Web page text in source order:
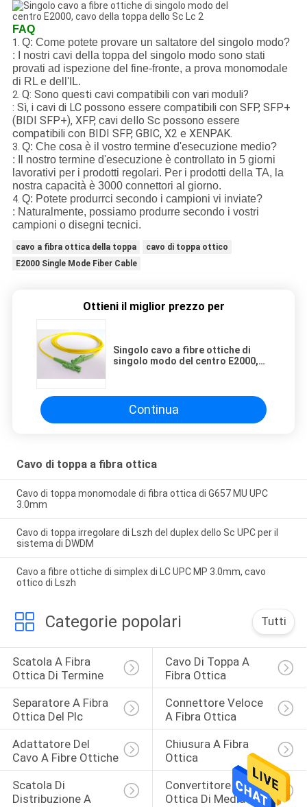
FAQ
1. Q: Come potete provare un saltatore del singolo modo?
: I nostri cavi della toppa del singolo modo sono stati
provati ad ispezione del fine-fronte, a prova monomodale
di RL e dell'IL.
2. Q: Sono questi cavi compatibili con vari moduli?
: Sì, i cavi di LC possono essere compatibili con SFP, SFP+
(BIDI SFP+), XFP, cavi dello Sc possono essere
compatibili con BIDI SFP, GBIC, X2 e XENPAK.
3. Q: Che cosa è il vostro termine d'esecuzione medio?
: Il nostro termine d'esecuzione è controllato in 5 giorni
lavorativi per i prodotti regolari. Per i prodotti della TA, la
nostra capacità è 3000 connettori al giorno.
4. Q: Potete produrrci secondo i campioni vi inviate?
: Naturalmente, possiamo produrre secondo i vostri
campioni o disegni tecnici.
cavo a fibra ottica della toppa
cavo di toppa ottico
E2000 Single Mode Fiber Cable
Ottieni il miglior prezzo per
Singolo cavo a fibre ottiche di
singolo modo del centro E2000,
Continua
Cavo di toppa a fibra ottica
Cavo di toppa monomodale di fibra ottica di G657 MU UPC
3.0mm
Cavo di toppa irregolare di Lszh del duplex dello Sc UPC per il
sistema di DWDM
Cavo a fibre ottiche di simplex di LC UPC MP 3.0mm, cavo
ottico di Lszh
Categorie popolari Tutti
Scatola A Fibra
Ottica Di Termine
Cavo Di Toppa A
Fibra Ottica
Separatore A Fibra
Ottica Del Plc
Connettore Veloce
A Fibra Ottica
Adattatore Del
Cavo A Fibre Ottiche
Chiusura A Fibra
Ottica
Scatola Di
Distribuzione A
Convertitore A Fibra
Ottica Di Media